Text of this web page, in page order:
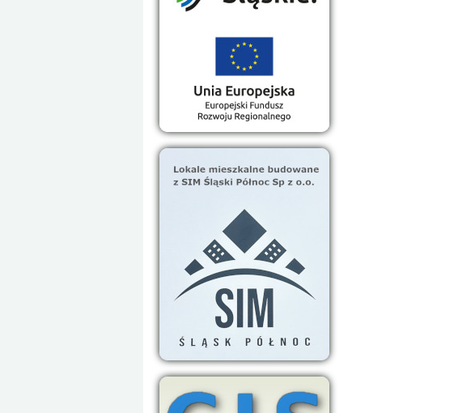
Zachód słońca nad zalewem
Miejska Przychodnia Rejonowa oraz Pogotowie Ratunkowe